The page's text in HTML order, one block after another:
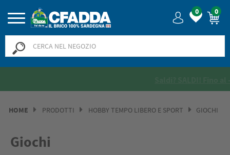
0 0
HOME PRODOTTI HOBBY TEMPO LIBERO E SPORT GIOCHI
Giochi